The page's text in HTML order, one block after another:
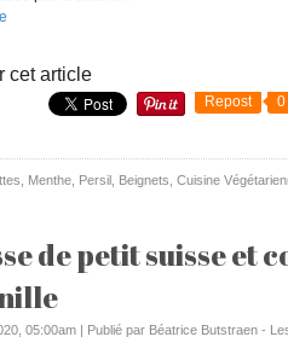
cet article
Repost 0
Menthe Persil Beignets Cuisine
de petit suisse et
05:00am | Publié par Béatrice Butstraen -